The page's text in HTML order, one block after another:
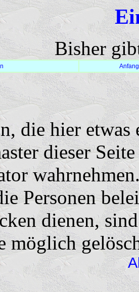
Bisher
Anfang
die hier
dieser
Personen
dienen,
möglich